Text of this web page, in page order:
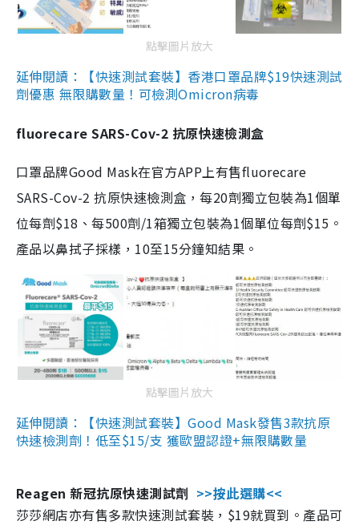
點擊圖片放大
延伸閱讀：【快速測試套裝】香港口罩品牌$19快速測試
劑優惠 無限購數量！可檢測Omicron病毒
fluorecare SARS-Cov-2 抗原快速檢測盒
口罩品牌Good Mask在官方APP上有售fluorecare
SARS-Cov-2 抗原快速檢測盒，每20劑獨立包裝為1個單
位每劑$18、每500劑/1箱獨立包裝為1個單位每劑$15。
產品以鼻拭子採樣，10至15分鐘知結果。
點擊圖片放大
延伸閱讀：【快速測試套裝】Good Mask發售3款抗原
快速檢測劑！低至$15/支 獲歐盟認證+無限購數量
Reagen 新冠抗原快速測試劑 >>按此選購<<
莎莎網店亦有售多款快速測試套裝，$19就買到。產品可